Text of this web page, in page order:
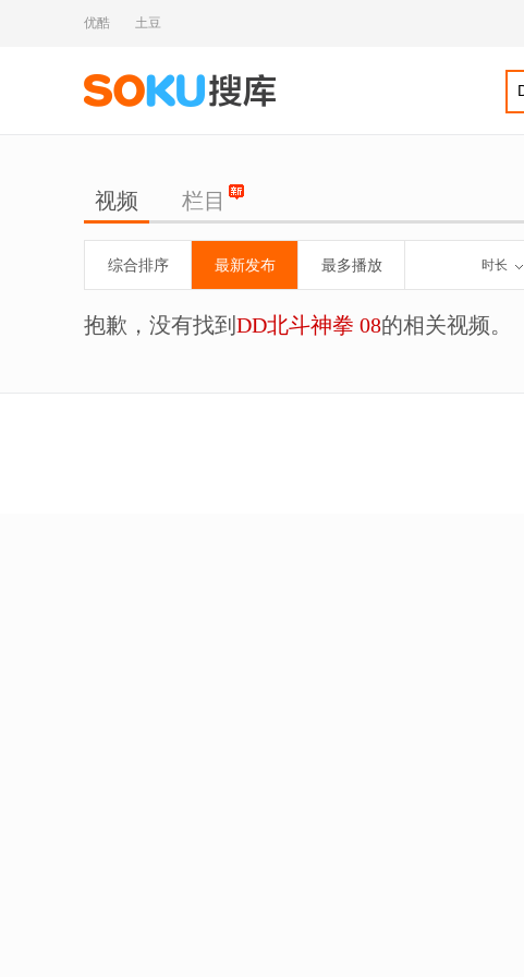
优酷 土豆
视频 栏目
综合排序 最新发布 最多播放 时长
抱歉，没有找到 DD北斗神拳 08的相关视频。